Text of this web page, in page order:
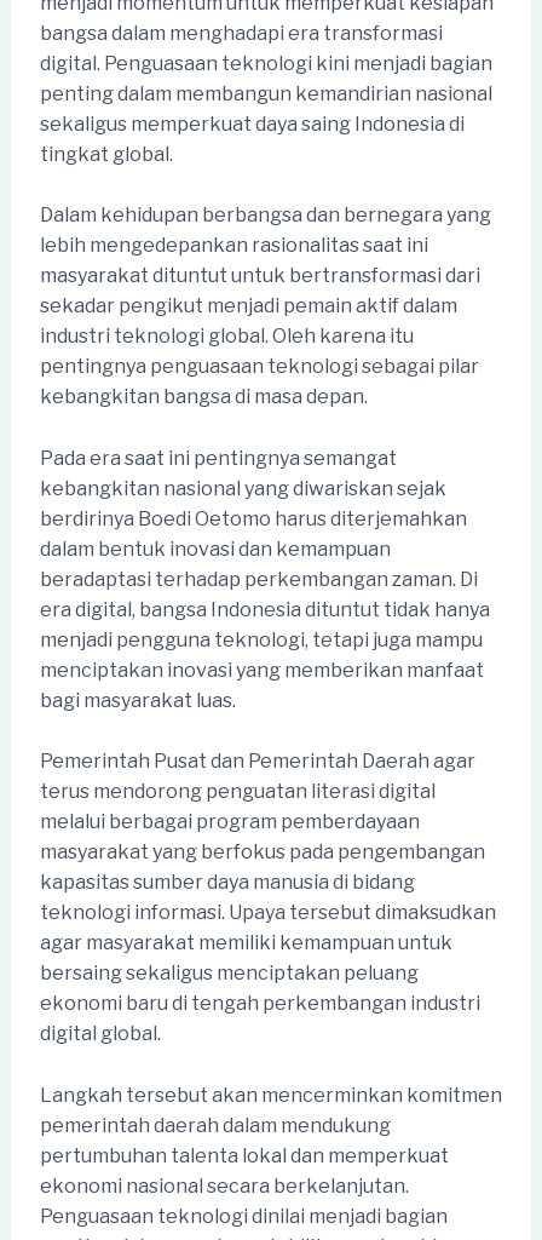
bangsa dalam menghadapi era transformasi
digital. Penguasaan teknologi kini menjadi bagian
penting dalam membangun kemandirian nasional
sekaligus memperkuat daya saing Indonesia di
tingkat global.
Dalam kehidupan berbangsa dan bernegara yang
lebih mengedepankan rasionalitas saat ini
masyarakat dituntut untuk bertransformasi dari
sekadar pengikut menjadi pemain aktif dalam
industri teknologi global. Oleh karena itu
pentingnya penguasaan teknologi sebagai pilar
kebangkitan bangsa di masa depan.
Pada era saat ini pentingnya semangat
kebangkitan nasional yang diwariskan sejak
berdirinya Boedi Oetomo harus diterjemahkan
dalam bentuk inovasi dan kemampuan
beradaptasi terhadap perkembangan zaman. Di
era digital, bangsa Indonesia dituntut tidak hanya
menjadi pengguna teknologi, tetapi juga mampu
menciptakan inovasi yang memberikan manfaat
bagi masyarakat luas.
Pemerintah Pusat dan Pemerintah Daerah agar
terus mendorong penguatan literasi digital
melalui berbagai program pemberdayaan
masyarakat yang berfokus pada pengembangan
kapasitas sumber daya manusia di bidang
teknologi informasi. Upaya tersebut dimaksudkan
agar masyarakat memiliki kemampuan untuk
bersaing sekaligus menciptakan peluang
ekonomi baru di tengah perkembangan industri
digital global.
Langkah tersebut akan mencerminkan komitmen
pemerintah daerah dalam mendukung
pertumbuhan talenta lokal dan memperkuat
ekonomi nasional secara berkelanjutan.
Penguasaan teknologi dinilai menjadi bagian